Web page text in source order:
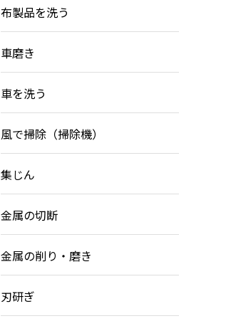
布製品を洗う
車磨き
車を洗う
風で掃除（掃除機）
集じん
金属の切断
金属の削り・磨き
刃研ぎ